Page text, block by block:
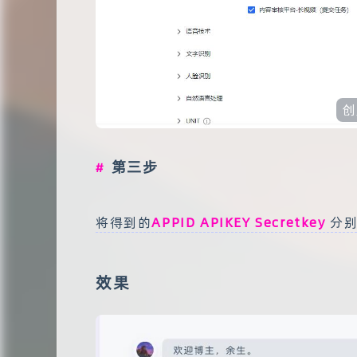
第三步
将得到的APPID APIKEY Secretkey 分
效果